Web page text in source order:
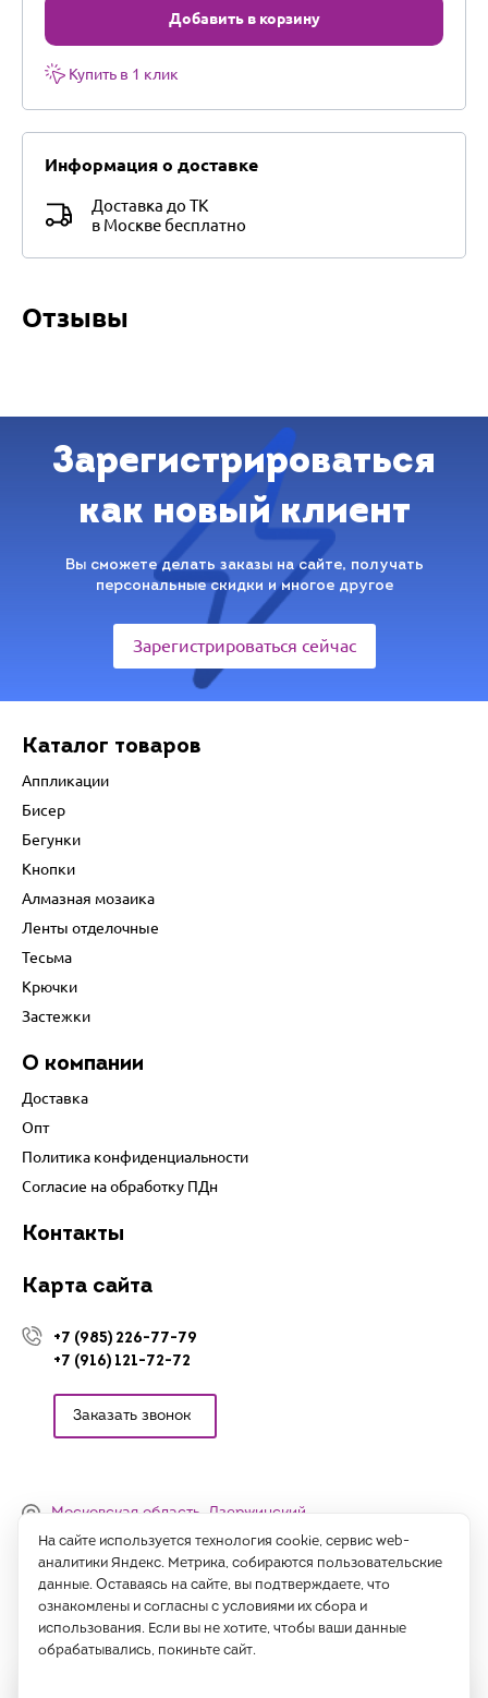
Добавить в корзину
Купить в 1 клик
Информация о доставке
Доставка до ТК
в Москве бесплатно
Отзывы
Зарегистрироваться
как новый клиент
Вы сможете делать заказы на сайте, получать
персональные скидки и многое другое
Зарегистрироваться сейчас
Каталог товаров
Аппликации
Бисер
Бегунки
Кнопки
Алмазная мозаика
Ленты отделочные
Тесьма
Крючки
Застежки
О компании
Доставка
Опт
Политика конфиденциальности
Согласие на обработку ПДн
Контакты
Карта сайта
+7 (985) 226-77-79
+7 (916) 121-72-72
Заказать звонок
Московская область, Дзержинский,
Денисьевский проезд, 15 (офис)
Часы работы:
с 09:00 до 18:00, сб-вс - выходные
Написать нам
На сайте используется технология cookie, сервис web-
аналитики Яндекс. Метрика, собираются пользовательские
данные. Оставаясь на сайте, вы подтверждаете, что
ознакомлены и согласны с условиями их сбора и
использования. Если вы не хотите, чтобы ваши данные
обрабатывались, покиньте сайт.